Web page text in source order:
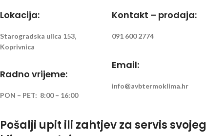
Lokacija:
Starogradska ulica 153,
Koprivnica
Radno vrijeme:
PON – PET: 8:00 – 16:00
Kontakt – prodaja:
091 600 2774
Email:
info@avbtermoklima.hr
Pošalji upit ili zahtjev za servis svojeg